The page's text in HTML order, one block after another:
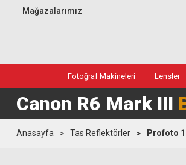
Mağazalarımız
Fotoğraf Makineleri Lensler
Canon R6 Mark III
Anasayfa Tas Reflektörler Profoto